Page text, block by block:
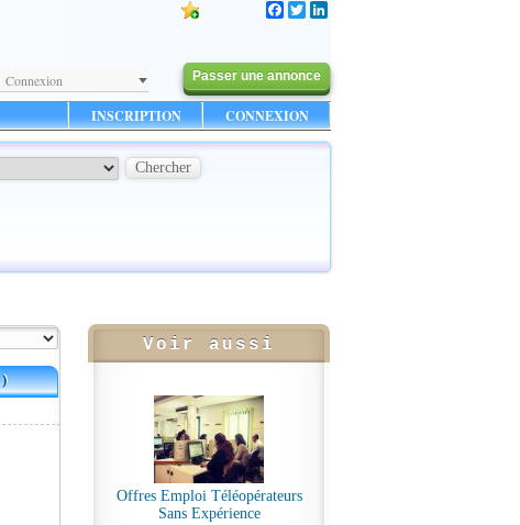
Connexion
Facebook
Twitter
Passer une annonce
CONNEXION
INSCRIPTION
Voir aussi
Offres Emploi Téléopérateurs
Sans Expérience